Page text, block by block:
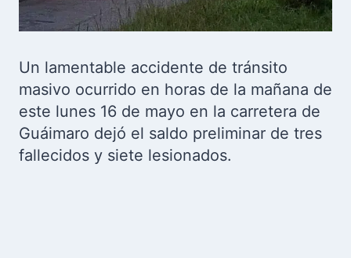
Un lamentable accidente de tránsito
masivo ocurrido en horas de la mañana de
este lunes 16 de mayo en la carretera de
Guáimaro dejó el saldo preliminar de tres
fallecidos y siete lesionados.